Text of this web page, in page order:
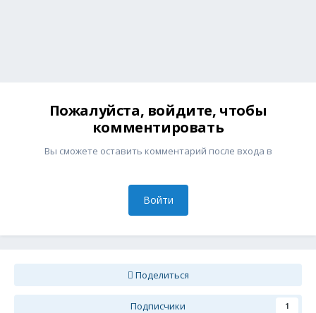
Пожалуйста, войдите, чтобы
комментировать
Вы сможете оставить комментарий после входа в
Войти
Поделиться
Подписчики 1